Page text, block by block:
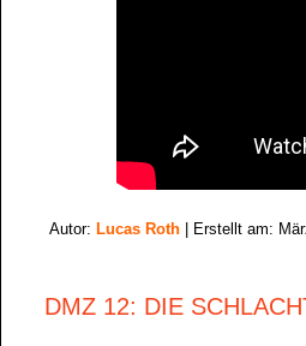
Autor: Lucas Roth | Erstellt am:
DMZ 12: DIE